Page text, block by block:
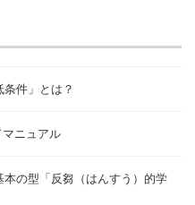
件」とは？
マニュアル
の型「反芻（はんすう）的学